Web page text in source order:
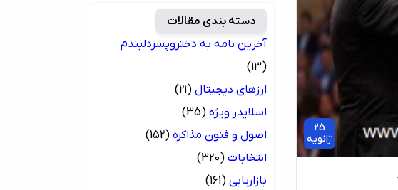
25
ژانویه
دسته بندی مقالات
آخرین نامه به دختروپسردلبندم
(13)
ارزهای دیجیتال (21)
اسلایدر ویژه (35)
اصول و فنون مذاکره (152)
انتخابات (320)
بازاریابی (161)